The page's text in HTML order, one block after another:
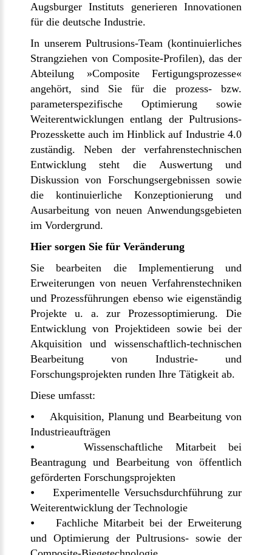
Augsburger Instituts generieren Innovationen
für die deutsche Industrie.
In unserem Pultrusions-Team (kontinuierliches
Strangziehen von Composite-Profilen), das der
Abteilung »Composite Fertigungsprozesse«
angehört, sind Sie für die prozess- bzw.
parameterspezifische Optimierung sowie
Weiterentwicklungen entlang der Pultrusions-
Prozesskette auch im Hinblick auf Industrie 4.0
zuständig. Neben der verfahrenstechnischen
Entwicklung steht die Auswertung und
Diskussion von Forschungsergebnissen sowie
die kontinuierliche Konzeptionierung und
Ausarbeitung von neuen Anwendungsgebieten
im Vordergrund.
Hier sorgen Sie für Veränderung
Sie bearbeiten die Implementierung und
Erweiterungen von neuen Verfahrenstechniken
und Prozessführungen ebenso wie eigenständig
Projekte u. a. zur Prozessoptimierung. Die
Entwicklung von Projektideen sowie bei der
Akquisition und wissenschaftlich-technischen
Bearbeitung von Industrie- und
Forschungsprojekten runden Ihre Tätigkeit ab.
Diese umfasst:
⦁ Akquisition, Planung und Bearbeitung von
Industrieaufträgen
⦁ Wissenschaftliche Mitarbeit bei
Beantragung und Bearbeitung von öffentlich
geförderten Forschungsprojekten
⦁ Experimentelle Versuchsdurchführung zur
Weiterentwicklung der Technologie
⦁ Fachliche Mitarbeit bei der Erweiterung
und Optimierung der Pultrusions- sowie der